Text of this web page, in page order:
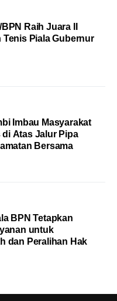
Raih Juara II
Tenis Piala Gubernur
Imbau Masyarakat
Atas Jalur Pipa
Bersama
BPN Tetapkan
untuk
dan Peralihan Hak